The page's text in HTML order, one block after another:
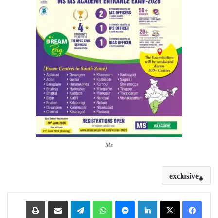
Ms
exclusive
LinkedIn
WhatsApp
Telegram